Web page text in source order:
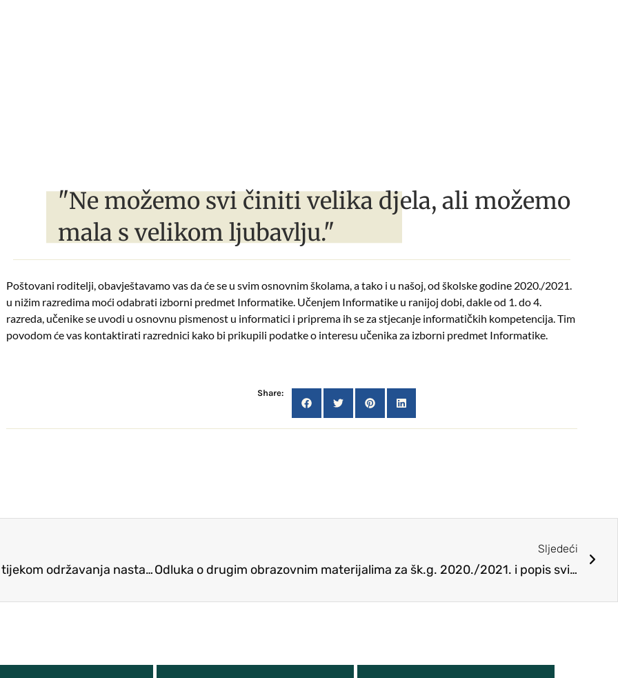
"Ne možemo svi činiti velika djela, ali možemo
mala s velikom ljubavlju."
Poštovani roditelji, obavještavamo vas da će se u svim osnovnim školama, a tako i u našoj,od školske godine 2020./2021.
u nižim razredima moći odabrati izborni predmet Informatike. Učenjem Informatike u ranijoj dobi, dakle od 1. do 4.
razreda, učenike se uvodi u osnovnu pismenost u informatici i priprema ih se za stjecanje informatičkih kompetencija. Tim
povodom će vas kontaktirati razrednici kako bi prikupili podatke o interesu učenika za izborni predmet Informatike.
Share:
Preporuke o organizaciji radnoga dana učenika tijekom održavanja nastave na daljinu
Sljedeći
Odluka o drugim obrazovnim materijalima za šk.g. 2020./2021. i popis svih DOM-a